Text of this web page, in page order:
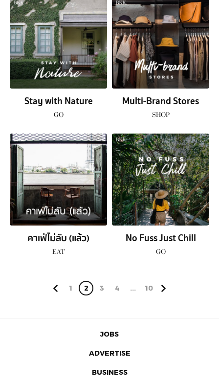
Stay with Nature
GO
Multi-Brand Stores
SHOP
คาเฟ่ไม่ลับ (แล้ว)
EAT
No Fuss Just Chill
GO
1 2 3 4 ... 10
JOBS
ADVERTISE
BUSINESS